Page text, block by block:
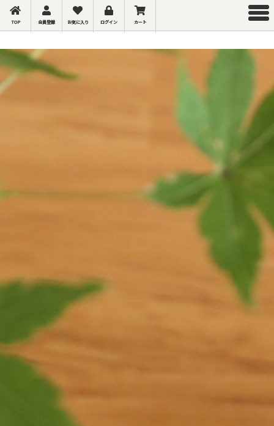
TOP 会員登録 お気に入り ログイン カート